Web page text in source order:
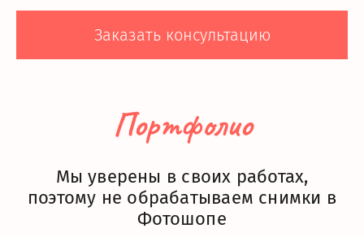
Заказать консультацию
Портфолио
Мы уверены в своих работах,
поэтому не обрабатываем снимки в
Фотошопе